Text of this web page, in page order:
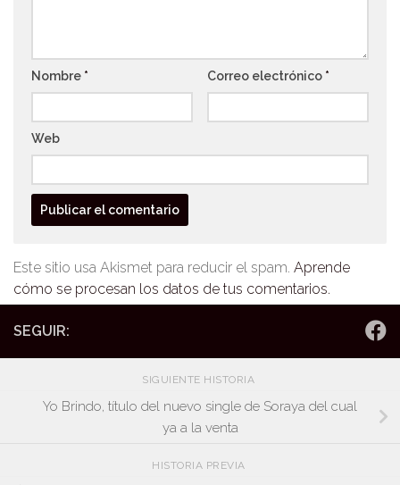
Nombre * Correo electrónico *
Web
Este sitio usa Akismet para reducir el spam. Aprende
cómo se procesan los datos de tus comentarios.
SEGUIR:
SIGUIENTE HISTORIA
Yo Brindo, título del nuevo single de Soraya del cual
ya a la venta
HISTORIA PREVIA